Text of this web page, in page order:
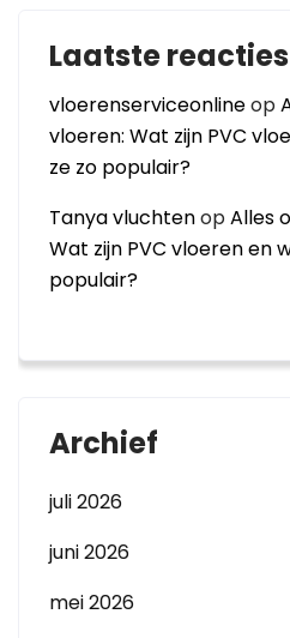
Laatste reacties
vloerenserviceonlineop
vloeren: Wat zijn PVC
ze zo populair?
Tanya vluchtenopAlles
Wat zijn PVC vloeren en
populair?
Archief
juli 2026
juni 2026
mei 2026